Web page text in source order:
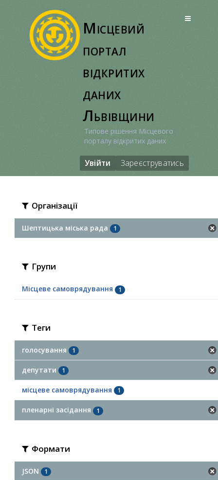
Місцевий
портал
відкритих
даних
Львівщини
Типове рішення Місцевого
порталу відкритих даних
Увійти Зареєструватись
Організації
Шептицька міська рада 1
Групи
Місцеве самоврядування 1
Теги
голосування 1
депутати 1
місцеве самоврядування 1
пленарні засідання 1
Формати
JSON 1